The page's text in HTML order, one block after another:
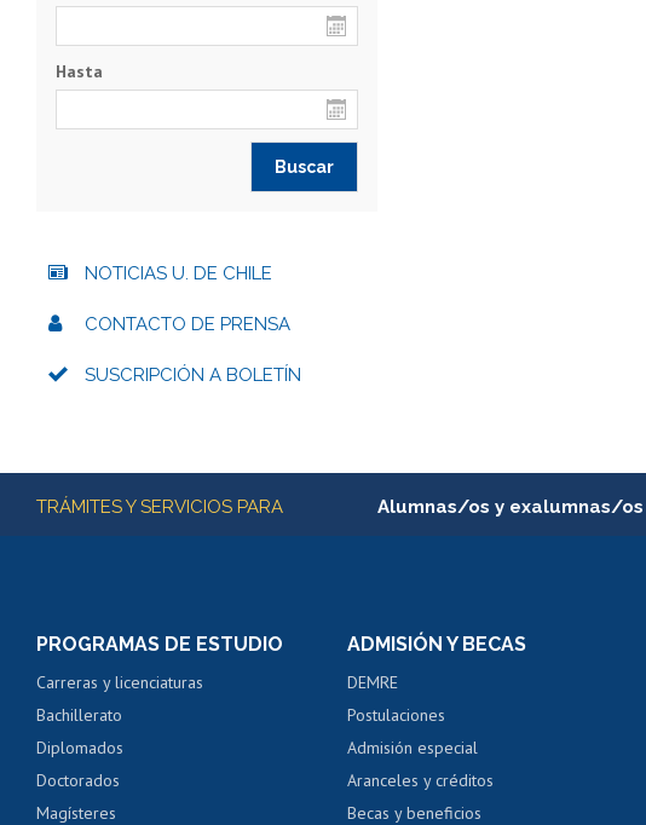
Hasta
NOTICIAS U. DE CHILE
CONTACTO DE PRENSA
SUSCRIPCIÓN A BOLETÍN
Más información
TRÁMITES Y SERVICIOS PARA Alumnas/os y exalumnas/os
Servicio médico y dental
Pago de arancel y crédito alumnos
Pago de arancel y crédito exalumnos
Certificado de títulos y grados
PROGRAMAS DE ESTUDIO
Carreras y licenciaturas
Bachillerato
Diplomados
Doctorados
Magísteres
ADMISIÓN Y BECAS
DEMRE
Postulaciones
Admisión especial
Aranceles y créditos
Becas y beneficios